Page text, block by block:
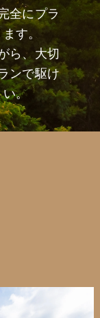
全にプラ
す。
ら、大切
ンで駆け
い。